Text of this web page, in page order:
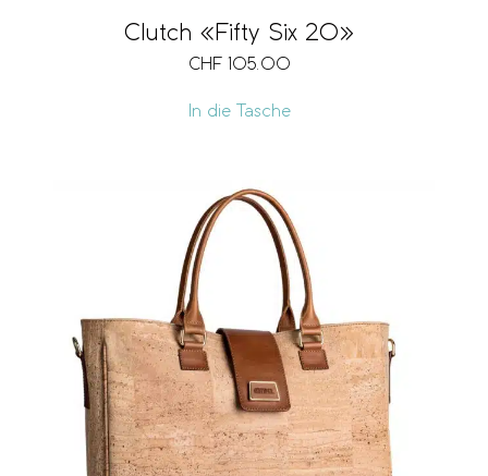
Clutch «Fifty Six 20»
CHF 105.00
In die Tasche